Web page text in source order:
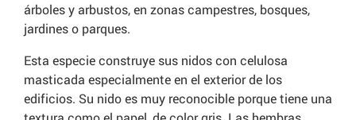
árboles y arbustos, en zonas campestres, bosques,
jardines o parques.
Esta especie construye sus nidos con celulosa
masticada especialmente en el exterior de los
edificios. Su nido es muy reconocible porque tiene una